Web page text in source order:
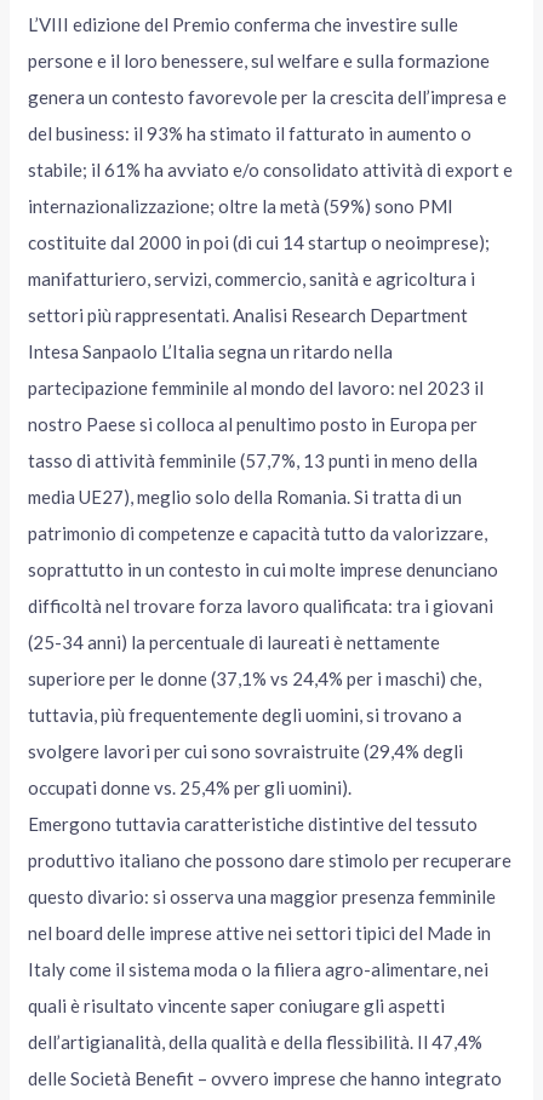
L’VIII edizione del Premio conferma che investire sulle
persone e il loro benessere, sul welfare e sulla formazione
genera un contesto favorevole per la crescita dell’impresa e
del business: il 93% ha stimato il fatturato in aumento o
stabile; il 61% ha avviato e/o consolidato attività di export e
internazionalizzazione; oltre la metà (59%) sono PMI
costituite dal 2000 in poi (di cui 14 startup o neoimprese);
manifatturiero, servizi, commercio, sanità e agricoltura i
settori più rappresentati. Analisi Research Department
Intesa Sanpaolo L’Italia segna un ritardo nella
partecipazione femminile al mondo del lavoro: nel 2023 il
nostro Paese si colloca al penultimo posto in Europa per
tasso di attività femminile (57,7%, 13 punti in meno della
media UE27), meglio solo della Romania. Si tratta di un
patrimonio di competenze e capacità tutto da valorizzare,
soprattutto in un contesto in cui molte imprese denunciano
difficoltà nel trovare forza lavoro qualificata: tra i giovani
(25-34 anni) la percentuale di laureati è nettamente
superiore per le donne (37,1% vs 24,4% per i maschi) che,
tuttavia, più frequentemente degli uomini, si trovano a
svolgere lavori per cui sono sovraistruite (29,4% degli
occupati donne vs. 25,4% per gli uomini).
Emergono tuttavia caratteristiche distintive del tessuto
produttivo italiano che possono dare stimolo per recuperare
questo divario: si osserva una maggior presenza femminile
nel board delle imprese attive nei settori tipici del Made in
Italy come il sistema moda o la filiera agro-alimentare, nei
quali è risultato vincente saper coniugare gli aspetti
dell’artigianalità, della qualità e della flessibilità. Il 47,4%
delle Società Benefit – ovvero imprese che hanno integrato